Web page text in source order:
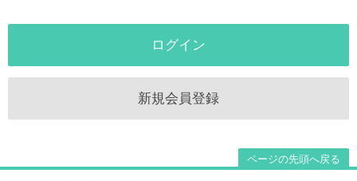
ログイン
新規会員登録
ページの先頭へ戻る